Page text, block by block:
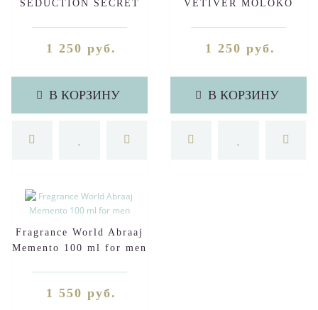
SEDUCTION SECRET
1 250 руб.
В КОРЗИНУ
VETIVER MOLOKO
1 250 руб.
В КОРЗИНУ
Fragrance World Abraaj
Memento 100 ml for men
1 550 руб.